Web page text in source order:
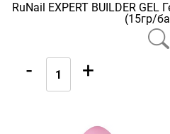
RuNail EXPERT BUILDER
(15гр/
- +